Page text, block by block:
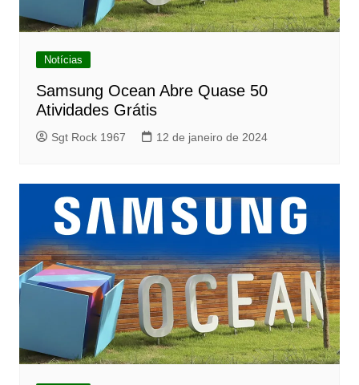
Notícias
Samsung Ocean Abre Quase 50
Atividades Grátis
Sgt Rock 1967 12 de janeiro de 2024